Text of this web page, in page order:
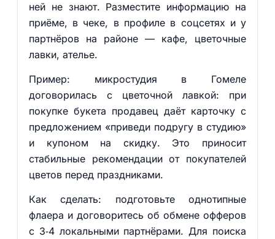
ней не знают. Разместите информацию на
приёме, в чеке, в профиле в соцсетях и у
партнёров на районе — кафе, цветочные
лавки, ателье.
Пример: микростудия в Гомеле
договорилась с цветочной лавкой: при
покупке букета продавец даёт карточку с
предложением «приведи подругу в студию»
и купоном на скидку. Это приносит
стабильные рекомендации от покупателей
цветов перед праздниками.
Как сделать: подготовьте однотипные
флаера и договоритесь об обмене офферов
с 3‑4 локальными партнёрами. Для поиска